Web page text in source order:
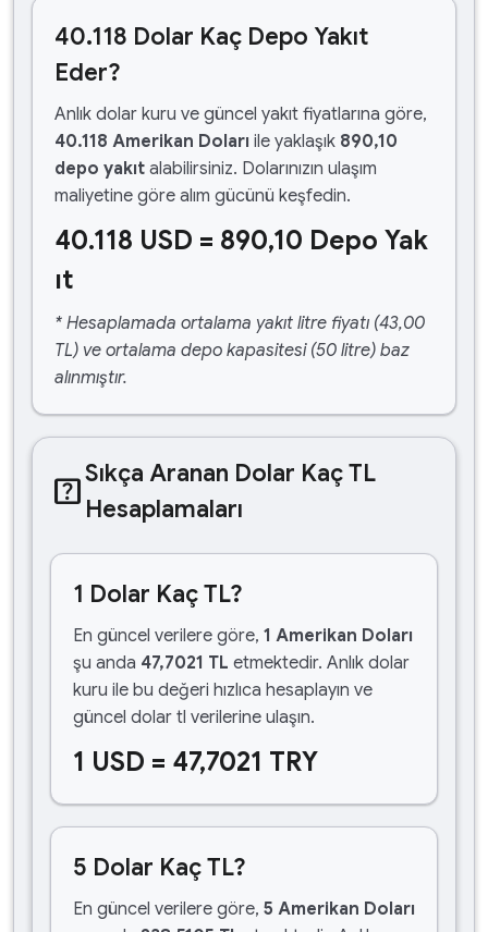
40.118 Dolar Kaç Depo Yakıt
Eder?
Anlık dolar kuru ve güncel yakıt fiyatlarına göre,
40.118 Amerikan Doları ile yaklaşık 890,10
depo yakıt alabilirsiniz. Dolarınızın ulaşım
maliyetine göre alım gücünü keşfedin.
40.118 USD = 890,10 Depo Yak
ıt
* Hesaplamada ortalama yakıt litre fiyatı (43,00
TL) ve ortalama depo kapasitesi (50 litre) baz
alınmıştır.
help_centerSıkça Aranan Dolar Kaç TL
Hesaplamaları
1 Dolar Kaç TL?
En güncel verilere göre, 1 Amerikan Doları
şu anda 47,7021 TL etmektedir. Anlık dolar
kuru ile bu değeri hızlıca hesaplayın ve
güncel dolar tl verilerine ulaşın.
1 USD = 47,7021 TRY
5 Dolar Kaç TL?
En güncel verilere göre, 5 Amerikan Doları